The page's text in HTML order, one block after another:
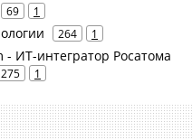
69 1
264 1
ИТ-интегратор Росатома
275 1